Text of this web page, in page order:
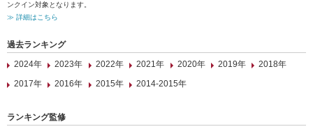
ンクイン対象となります。
≫ 詳細はこちら
過去ランキング
2024年
2023年 2022年 2021年 2020年 2019年
2018年
2017年
2016年 2015年 2014-2015年
ランキング監修